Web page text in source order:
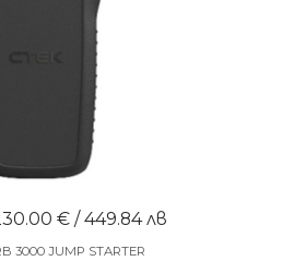
€ / 449.84 лв
3000 JUMP STARTER